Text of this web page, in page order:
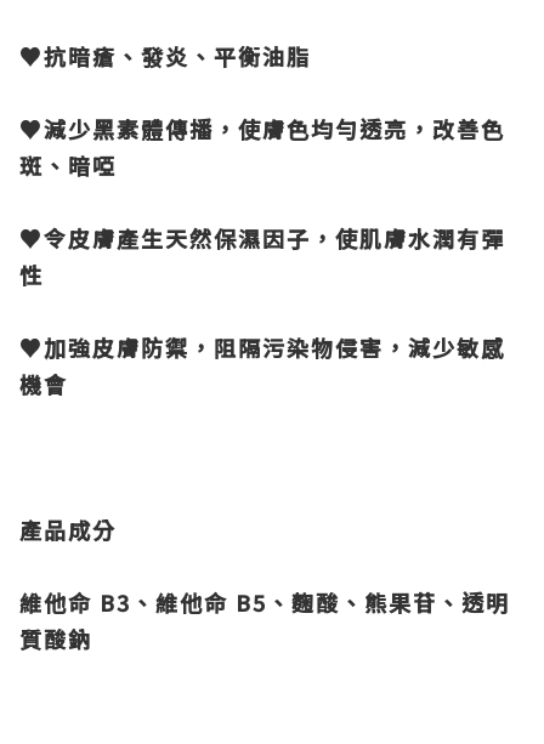
♥抗暗瘡、發炎、平衡油脂
♥減少黑素體傳播，使膚色均勻透亮，改善色
斑、暗啞
♥令皮膚產生天然保濕因子，使肌膚水潤有彈
性
♥加強皮膚防禦，阻隔污染物侵害，減少敏感
機會
產品成分
維他命 B3、維他命 B5、麴酸、熊果苷、透明
質酸鈉